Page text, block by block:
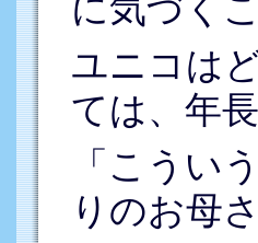
に気づく
ユニコは
ては、年
「こうい
りのお母